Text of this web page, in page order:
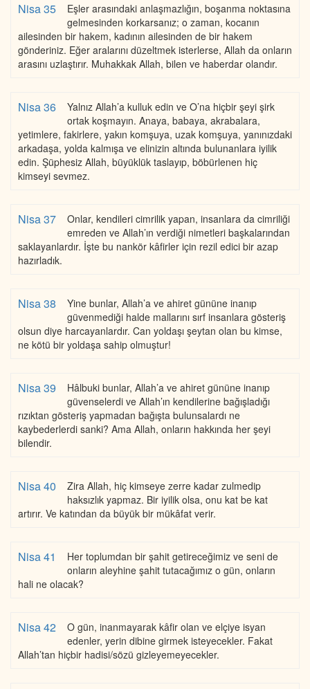
Nisa 35
Eşler arasındaki anlaşmazlığın, boşanma noktasına
gelmesinden korkarsanız; o zaman, kocanın
ailesinden bir hakem, kadının ailesinden de bir hakem
gönderiniz. Eğer aralarını düzeltmek isterlerse, Allah da onların
arasını uzlaştırır. Muhakkak Allah, bilen ve haberdar olandır.
Nisa 36
Yalnız Allah’a kulluk edin ve O’na hiçbir şeyi şirk
ortak koşmayın. Anaya, babaya, akrabalara,
yetimlere, fakirlere, yakın komşuya, uzak komşuya, yanınızdaki
arkadaşa, yolda kalmışa ve elinizin altında bulunanlara iyilik
edin. Şüphesiz Allah, büyüklük taslayıp, böbürlenen hiç
kimseyi sevmez.
Nisa 37
Onlar, kendileri cimrilik yapan, insanlara da cimriliği
emreden ve Allah’ın verdiği nimetleri başkalarından
saklayanlardır. İşte bu nankör kâfirler için rezil edici bir azap
hazırladık.
Nisa 38
Yine bunlar, Allah’a ve ahiret gününe inanıp
güvenmediği halde mallarını sırf insanlara gösteriş
olsun diye harcayanlardır. Can yoldaşı şeytan olan bu kimse,
ne kötü bir yoldaşa sahip olmuştur!
Nisa 39
Hâlbuki bunlar, Allah’a ve ahiret gününe inanıp
güvenselerdi ve Allah’ın kendilerine bağışladığı
rızıktan gösteriş yapmadan bağışta bulunsalardı ne
kaybederlerdi sanki? Ama Allah, onların hakkında her şeyi
bilendir.
Nisa 40
Zira Allah, hiç kimseye zerre kadar zulmedip
haksızlık yapmaz. Bir iyilik olsa, onu kat be kat
artırır. Ve katından da büyük bir mükâfat verir.
Nisa 41
Her toplumdan bir şahit getireceğimiz ve seni de
onların aleyhine şahit tutacağımız o gün, onların
hali ne olacak?
Nisa 42
O gün, inanmayarak kâfir olan ve elçiye isyan
edenler, yerin dibine girmek isteyecekler. Fakat
Allah’tan hiçbir hadisi/sözü gizleyemeyecekler.